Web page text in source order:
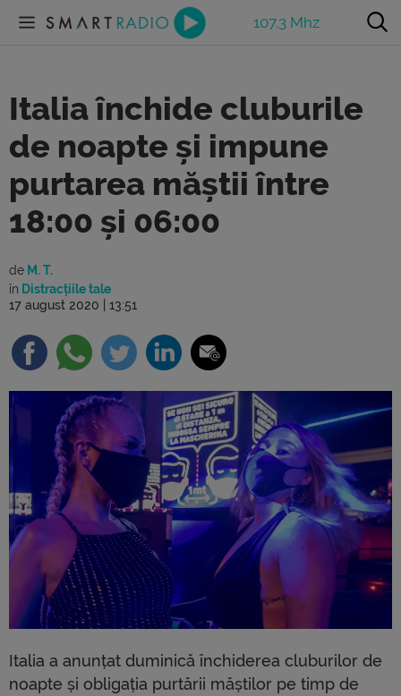
107.3 Mhz
Italia închide cluburile
de noapte și impune
purtarea măștii între
18:00 și 06:00
de M. T.
în Distracțiile tale
17 august 2020 | 13:51
Italia a anunțat duminică închiderea cluburilor de
noapte și obligația purtării măștilor pe timp de